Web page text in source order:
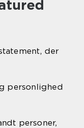
der
personlighed
personer,